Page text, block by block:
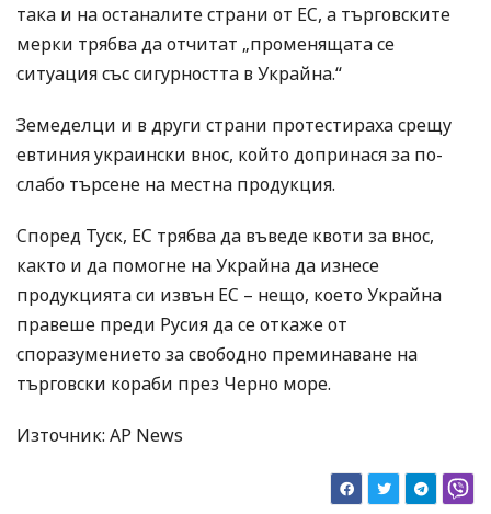
така и на останалите страни от ЕС, а търговските
мерки трябва да отчитат „променящата се
ситуация със сигурността в Украйна.“
Земеделци и в други страни протестираха срещу
евтиния украински внос, който допринася за по-
слабо търсене на местна продукция.
Според Туск, ЕС трябва да въведе квоти за внос,
както и да помогне на Украйна да изнесе
продукцията си извън ЕС – нещо, което Украйна
правеше преди Русия да се откаже от
споразумението за свободно преминаване на
търговски кораби през Черно море.
Източник: AP News